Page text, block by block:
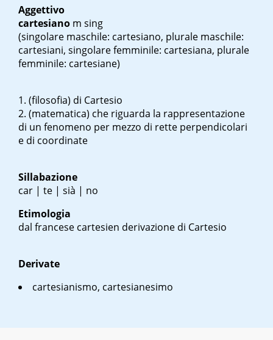
Aggettivo
cartesiano m sing
(singolare maschile: cartesiano, plurale maschile:
cartesiani, singolare femminile: cartesiana, plurale
femminile: cartesiane)
(filosofia) di Cartesio
(matematica) che riguarda la rappresentazione
di un fenomeno per mezzo di rette perpendicolari
e di coordinate
Sillabazione
car | te | sià | no
Etimologia
dal francese cartesien derivazione di Cartesio
Derivate
cartesianismo, cartesianesimo